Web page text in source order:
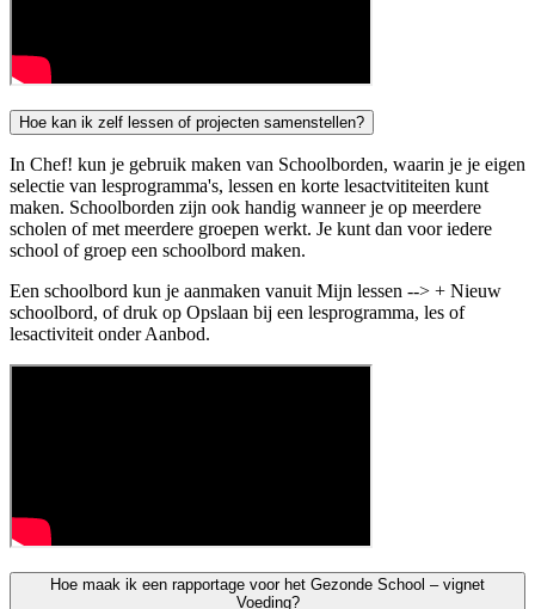
Hoe kan ik zelf lessen of projecten samenstellen?
In Chef! kun je gebruik maken van Schoolborden, waarin je je eigen
selectie van lesprogramma's, lessen en korte lesactvititeiten kunt
maken. Schoolborden zijn ook handig wanneer je op meerdere
scholen of met meerdere groepen werkt. Je kunt dan voor iedere
school of groep een schoolbord maken.
Een schoolbord kun je aanmaken vanuit Mijn lessen --> + Nieuw
schoolbord, of druk op Opslaan bij een lesprogramma, les of
lesactiviteit onder Aanbod.
Hoe maak ik een rapportage voor het Gezonde School – vignet
Voeding?